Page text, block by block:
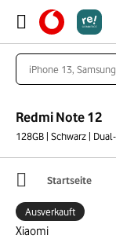
Redmi Note 12
Startseite
Xiaomi
Ausverkauft